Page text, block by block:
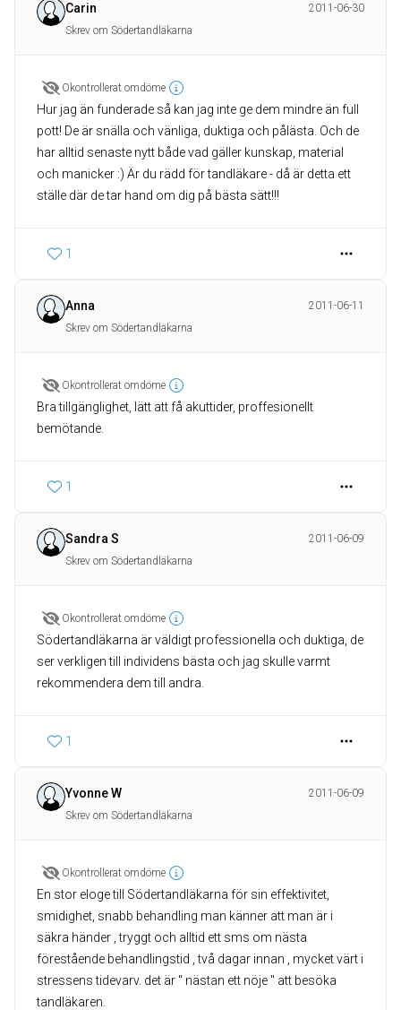
Carin
2011-06-30
Skrev om Södertandläkarna
Okontrollerat omdöme
Hur jag än funderade så kan jag inte ge dem mindre än full
pott! De är snälla och vänliga, duktiga och pålästa. Och de
har alltid senaste nytt både vad gäller kunskap, material
och manicker :) Är du rädd för tandläkare - då är detta ett
1
Anna
2011-06-11
Skrev om Södertandläkarna
Okontrollerat omdöme
Bra tillgänglighet, lätt att få akuttider, proffesionellt
bemötande.
1
Sandra S
2011-06-09
Skrev om Södertandläkarna
Okontrollerat omdöme
Södertandläkarna är väldigt professionella och duktiga, de
ser verkligen till individens bästa och jag skulle varmt
rekommendera dem till andra.
1
Yvonne W
2011-06-09
Skrev om Södertandläkarna
Okontrollerat omdöme
En stor eloge till Södertandläkarna för sin effektivitet,
smidighet, snabb behandling man känner att man är i
säkra händer , tryggt och alltid ett sms om nästa
förestående behandlingstid , två dagar innan , mycket värt i
stressens tidevarv. det är " nästan ett nöje " att besöka
tandläkaren.